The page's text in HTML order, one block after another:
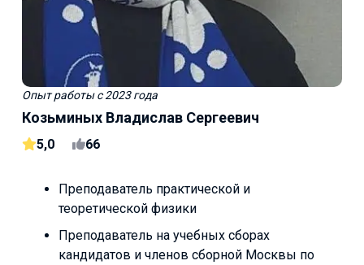
Опыт работыс 2023 года
Козьминых Владислав Сергеевич
5,0 66
Преподаватель практической и
теоретической физики
Преподаватель на учебных сборах
кандидатов и членов сборной Москвы по